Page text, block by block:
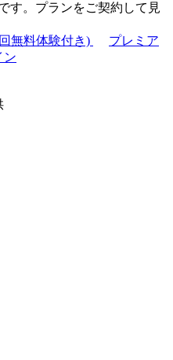
す。プランをご契約して見
無料体験付き)
プレミア
ン